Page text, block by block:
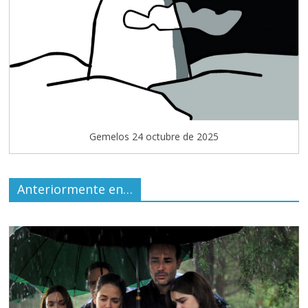
Gemelos 24 octubre de 2025
Anteriormente en…